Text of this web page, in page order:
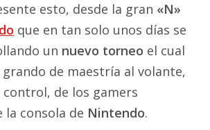
esto, desde la gran «N»
que en tan solo unos días se
un nuevo torneo el cual
de maestría al volante,
control, de los gamers
la consola de Nintendo.